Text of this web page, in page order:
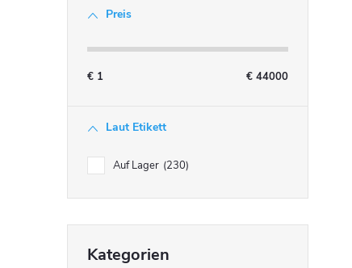
l
e
Preis
€ 1 € 44000
Laut Etikett
Auf Lager 230
überspringen
Kategorien